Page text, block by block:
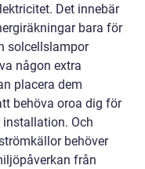
Det innebär
bara för
solcellslampor
någon extra
placera dem
behöva oroa dig för
Och
behöver
från